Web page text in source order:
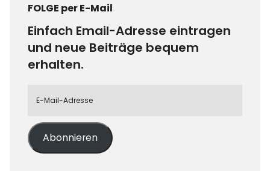
FOLGE per E-Mail
Einfach Email-Adresse eintragen
und neue Beiträge bequem
erhalten.
Abonnieren